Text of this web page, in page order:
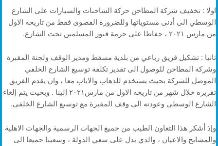
اولا : تخفيف شركة المطاحن حركة الشاحنات والسيارات على الشارع
الوسطي الى أدنى مستوياتها وللضرورة القصوى فقط من تاريخه الاول
من مارس ٢٠٢١ ، حفاظا على حرمة قبور المسلمين تحت الشارع.
ثانيا : تشكيل فريق رباعي من بلدية مسقط ومدير الوقف ولجنة المقبرة
وشركة المطاحن للوصول الى تقدير تكلفة توسيع الشارع الخلفي
الموصل للشركة بحيث يستخدم للذهاب والاياب معا ، وان يقدم الفريق
تقريره خلال شهر من تاريخه الاول من مارس٢٠٢١ إلينا . وبحيث يتم إلغاء
الشارع الوسطي وعودته الى وقف المقبرة مع توسيع الشارع الخلفي.
وإذ أشكر هذا التعاون الطيب من جميع الجهات الرسمية والجهات الاهلية
والمشايخ والاعيان ، والذي يدل على سعي الدولة ، وسعينا جميعا الى